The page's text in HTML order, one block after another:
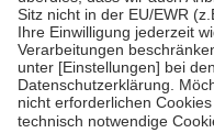
mit Ausnahme der
• Untersuchungen zur
GKV getragen werden
• empfohlenen
• Harn- und Blutteststreifen